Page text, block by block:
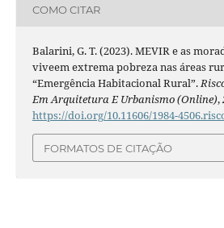
COMO CITAR
Balarini, G. T. (2023). MEVIR e as
viveem extrema pobreza nas áreas
“Emergência Habitacional Rural”.
Em Arquitetura E Urbanismo (Online),
https://doi.org/10.11606/1984-
FORMATOS DE CITAÇÃO